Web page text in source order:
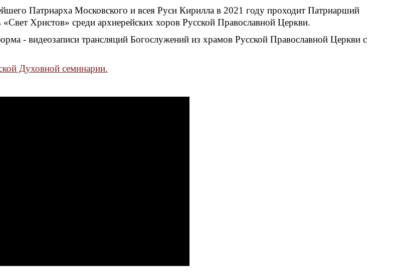
Патриарха Московского и всея Руси Кирилла в 2021 году проходит Патриарший
Христов» среди архиерейских хоров Русской Православной Церкви.
- видеозаписи трансляций Богослужений из храмов Русской Православной Церкви с
Духовной семинарии.